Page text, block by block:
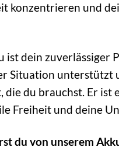
konzentrieren und
ist dein zuverlässiger
Situation unterstützt
die du brauchst. Er ist
Freiheit und deine
du von unserem